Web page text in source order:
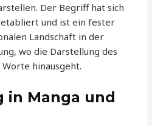
Der Begriff hat sich
und ist ein fester
Landschaft in der
wo die Darstellung des
hinausgeht.
in Manga und